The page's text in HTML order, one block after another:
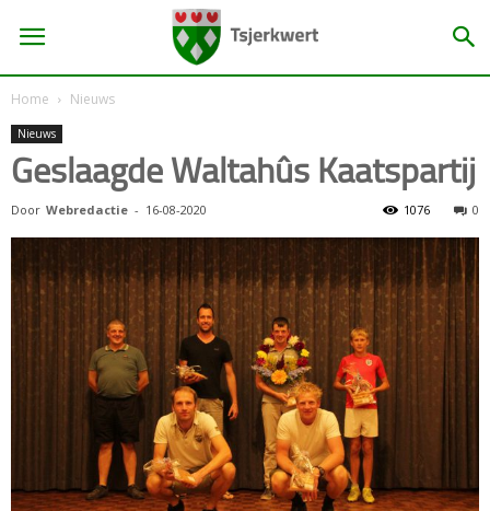
Home Nieuws
Nieuws
Geslaagde Waltahûs Kaatspartij
Door Webredactie - 16-08-2020 0
1076